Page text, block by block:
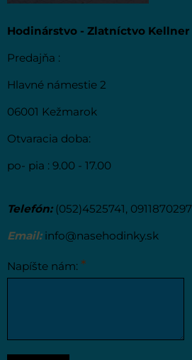
Hodinárstvo - Zlatníctvo Kellner
Predajňa :
Hlavné námestie 2
06001 Kežmarok
Otvaracia doba:
po- pia : 9.00 - 17.00
Telefón:(052)4525741, 0911870297
Email: info@nasehodinky.sk
Napíšte nám: *